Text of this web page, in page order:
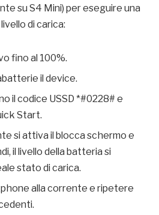
su S4 Mini) per eseguire una
di carica:
fino al 100%.
il device.
il codice USSD *#0228# e
Start.
si attiva il blocca schermo e
il livello della batteria si
stato di carica.
alla corrente e ripetere